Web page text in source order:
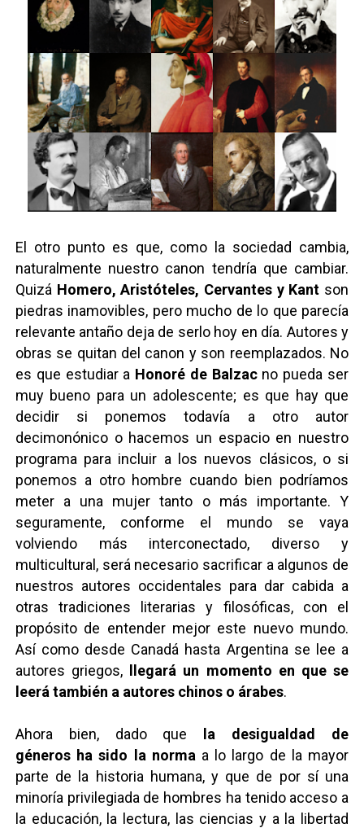
El otro punto es que, como la sociedad cambia,
naturalmente nuestro canon tendría que cambiar.
Quizá Homero, Aristóteles, Cervantes y Kant son
piedras inamovibles, pero mucho de lo que parecía
relevante antaño deja de serlo hoy en día. Autores y
obras se quitan del canon y son reemplazados. No
es que estudiar a Honoré de Balzacno pueda ser
muy bueno para un adolescente; es que hay que
decidir si ponemos todavía a otro autor
decimonónico o hacemos un espacio en nuestro
programa para incluir a los nuevos clásicos, o si
ponemos a otro hombre cuando bien podríamos
meter a una mujer tanto o más importante. Y
seguramente, conforme el mundo se vaya
volviendo más interconectado, diverso y
multicultural, será necesario sacrificar a algunos de
nuestros autores occidentales para dar cabida a
otras tradiciones literarias y filosóficas, con el
propósito de entender mejor este nuevo mundo.
Así como desde Canadá hasta Argentina se lee a
autores griegos,
llegará un momento en que se
leerá también a autores chinos o árabes.
Ahora bien, dado que la desigualdad de
génerosha sido la norma a lo largo de la mayor
parte de la historia humana, y que de por sí una
minoría privilegiada de hombres ha tenido acceso a
la educación, la lectura, las ciencias y a la libertad